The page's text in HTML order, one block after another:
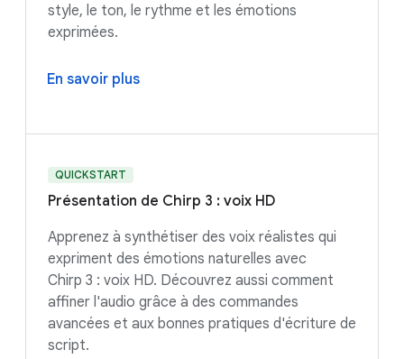
style, le ton, le rythme et les émotions
exprimées.
En savoir plus
QUICKSTART
Présentation de Chirp 3 : voix HD
Apprenez à synthétiser des voix réalistes qui
expriment des émotions naturelles avec
Chirp 3 : voix HD. Découvrez aussi comment
affiner l'audio grâce à des commandes
avancées et aux bonnes pratiques d'écriture de
script.